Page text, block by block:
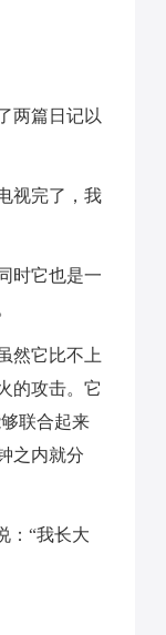
两篇日记以
视完了，我
时它也是一
然它比不上
的攻击。它
联合起来
之内就分
：“我长大